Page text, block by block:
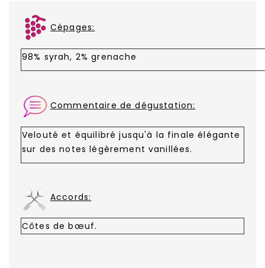
Cépages:
98% syrah, 2% grenache
Commentaire de dégustation:
Velouté et équilibré jusqu'à la finale élégante
sur des notes légèrement vanillées.
Accords:
Côtes de bœuf.